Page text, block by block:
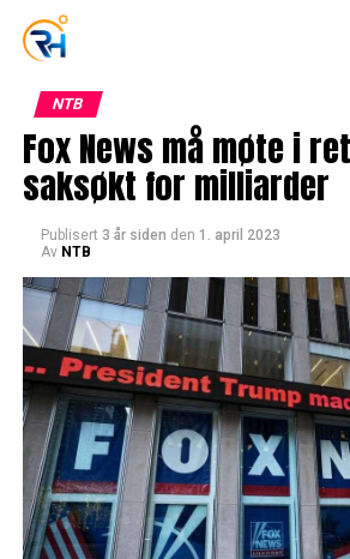
NTB
Fox News må møte i
saksøkt for milliarder
Publisert 3 år siden den 1. april 2023
Av NTB